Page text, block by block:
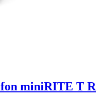
miniRITE T R